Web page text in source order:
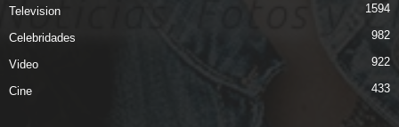
Television 1594
Celebridades 982
Video 922
Cine 433